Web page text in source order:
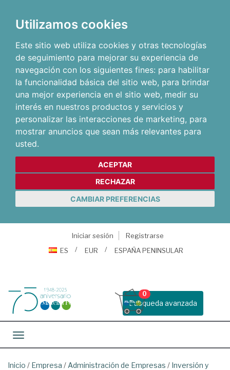
Utilizamos cookies
Este sitio web utiliza cookies y otras tecnologías
de seguimiento para mejorar su experiencia de
navegación con los siguientes fines: para habilitar
la funcionalidad básica del sitio web, para brindar
una mejor experiencia en el sitio web, medir su
interés en nuestros productos y servicios y
personalizar las interacciones de marketing, para
mostrar anuncios que sean más relevantes para
usted.
ACEPTAR
RECHAZAR
CAMBIAR PREFERENCIAS
Iniciar sesión
Registrarse
ES
EUR ESPAÑA PENINSULAR
Busqueda avanzada
0
Toggle navigation
Inicio / Empresa / Administración de Empresas / Inversión y